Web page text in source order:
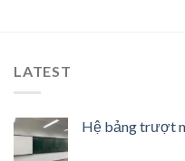
LATEST
Hệ bảng trượt